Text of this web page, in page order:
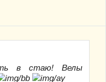
в стаю! Велы